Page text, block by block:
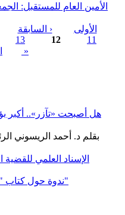
الأمين العام للمستقبل:
« الأولى ‹ السابقة
11
12
13
الأخيرة »
هل أصبحت «تآزر».. أكبر
الإسناد العلمي
ندوة حول كتاب "العدالة الاجتماعية في الإسلام"